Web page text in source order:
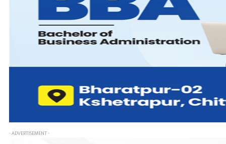
- ADVERTISEMENT -